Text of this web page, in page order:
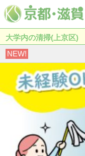
大学内の清掃(上京区)
NEW!